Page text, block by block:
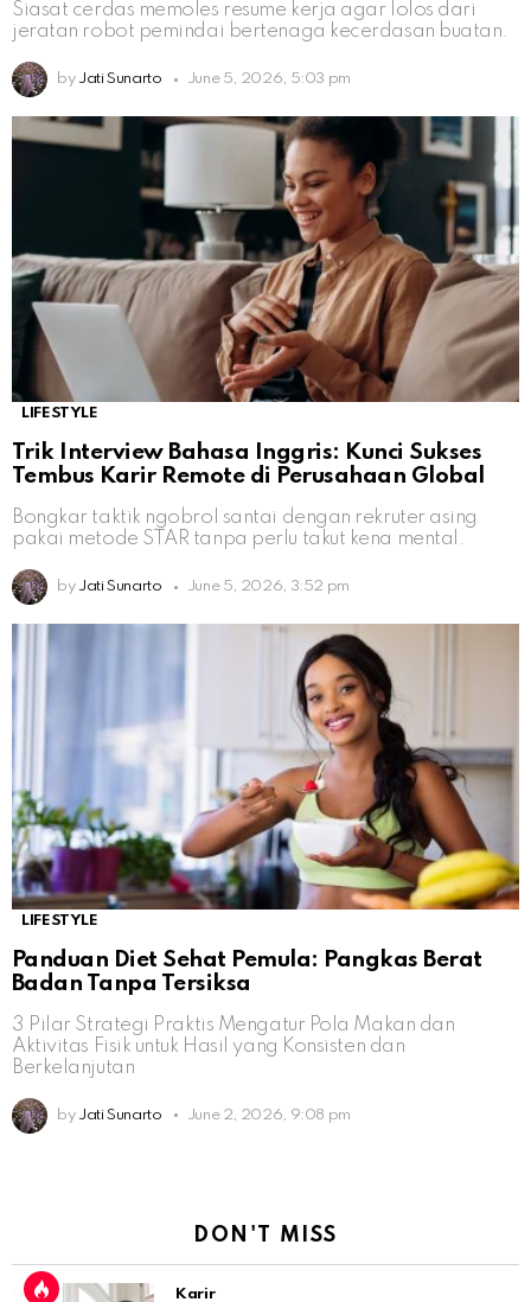
Siasat cerdas memoles resume kerja agar lolos dari
jeratan robot pemindai bertenaga kecerdasan buatan.
by Jati Sunarto June 5, 2026, 5:03 pm
LIFESTYLE
Trik Interview Bahasa Inggris: Kunci Sukses
Tembus Karir Remote di Perusahaan Global
Bongkar taktik ngobrol santai dengan rekruter asing
pakai metode STAR tanpa perlu takut kena mental.
by Jati Sunarto June 5, 2026, 3:52 pm
LIFESTYLE
Panduan Diet Sehat Pemula: Pangkas Berat
Badan Tanpa Tersiksa
3 Pilar Strategi Praktis Mengatur Pola Makan dan
Aktivitas Fisik untuk Hasil yang Konsisten dan
Berkelanjutan
by Jati Sunarto June 2, 2026, 9:08 pm
DON'T MISS
Karir